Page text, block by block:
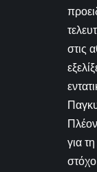
στις
για